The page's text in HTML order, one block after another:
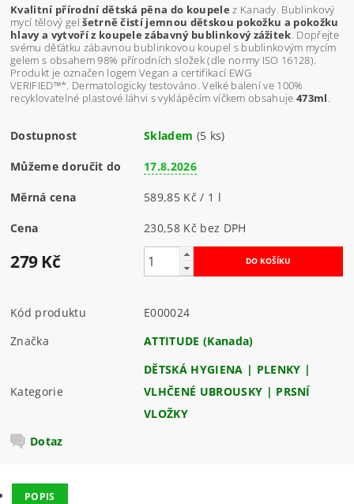
Kvalitní přírodní dětská pěna do koupele z Kanady. Bublinkový
mycí tělový gelšetrně čistí jemnou dětskou pokožku a pokožku
hlavy a vytvoří z koupele zábavný bublinkový zážitek. Dopřejte
svému děťátku zábavnou bublinkovou koupel s bublinkovým mycím
gelem s obsahem 98% přírodních složek (dle normy ISO 16128).
Produkt je označen logem Vegana certifikací EWG
VERIFIED™*. Dermatologicky testováno. Velké balení ve 100%
recyklovatelné plastové láhvi s vyklápěcím víčkem obsahuje 473ml.
Dostupnost Skladem (5 ks)
Můžeme doručit do 17.8.2026
Měrná cena 589,85 Kč / 1 l
Cena 230,58 Kč bez DPH
279 Kč
Kód produktu
E000024
Značka
ATTITUDE (Kanada)
Kategorie
DĚTSKÁ HYGIENA | PLENKY |
VLHČENÉ UBROUSKY | PRSNÍ
VLOŽKY
Dotaz
POPIS